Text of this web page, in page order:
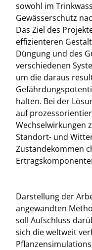
sowohl im
Gewässerschutz
Das Ziel des
effizienteren
Düngung und des
verschiedenen
um die daraus
halten. Bei der
auf
Wechselwirkungen
Standort- und
Zustandekommen
Darstellung der
angewandten
soll Aufschluss
sich die weltweit